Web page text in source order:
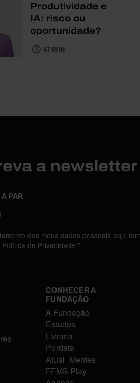
Produtividade e
IA: risco ou
oportunidade?
47 MIN
a
PAR
dos meus dados pessoais aqui
Política de Privacidade .*
CONHECER A
FUNDAÇÃO
A Fundação
Estudos
Livraria
Pordata
Atual_Mentes
FFMS Play